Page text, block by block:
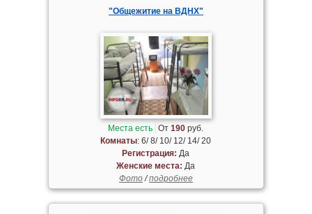
"Общежитие на ВДНХ"
Места есть От190 руб.
Комнаты: 6/ 8/ 10/ 12/ 14/ 20
Регистрация: Да
Женские места: Да
Фото/подробнее